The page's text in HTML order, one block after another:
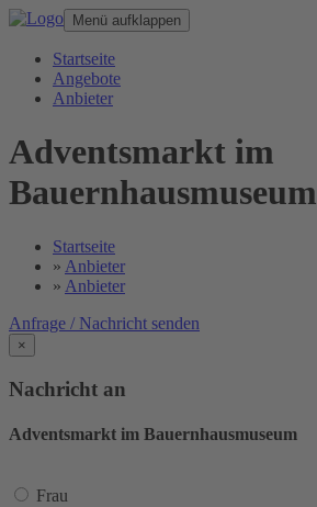
Menü aufklappen
Startseite
Angebote
Anbieter
Adventsmarkt im
Bauernhausmuseum
Startseite
» Anbieter
» Anbieter
Anfrage / Nachricht senden
×
Nachricht an
Adventsmarkt im Bauernhausmuseum
Frau